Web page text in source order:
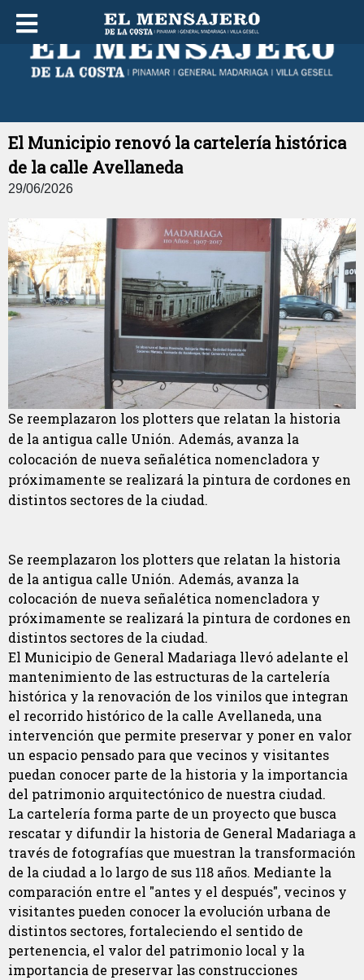
VIERNES 07 DE AGOSTO DE 2026
El Municipio renovó la cartelería histórica
de la calle Avellaneda
29/06/2026
Se reemplazaron los plotters que relatan la historia
de la antigua calle Unión. Además, avanza la
colocación de nueva señalética nomencladora y
próximamente se realizará la pintura de cordones en
distintos sectores de la ciudad.
Se reemplazaron los plotters que relatan la historia
de la antigua calle Unión. Además, avanza la
colocación de nueva señalética nomencladora y
próximamente se realizará la pintura de cordones en
distintos sectores de la ciudad.
El Municipio de General Madariaga llevó adelante el
mantenimiento de las estructuras de la cartelería
histórica y la renovación de los vinilos que integran
el recorrido histórico de la calle Avellaneda, una
intervención que permite preservar y poner en valor
un espacio pensado para que vecinos y visitantes
puedan conocer parte de la historia y la importancia
del patrimonio arquitectónico de nuestra ciudad.
La cartelería forma parte de un proyecto que busca
rescatar y difundir la historia de General Madariaga a
través de fotografías que muestran la transformación
de la ciudad a lo largo de sus 118 años. Mediante la
comparación entre el "antes y el después", vecinos y
visitantes pueden conocer la evolución urbana de
distintos sectores, fortaleciendo el sentido de
pertenencia, el valor del patrimonio local y la
importancia de preservar las construcciones